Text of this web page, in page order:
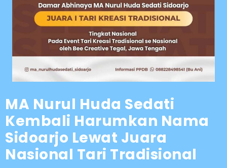
MA Nurul Huda Sedati
Kembali Harumkan Nama
Sidoarjo Lewat Juara
Nasional Tari Tradisional